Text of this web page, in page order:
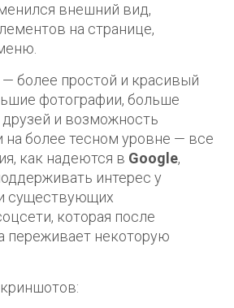
внешний вид,
на странице,
более простой и красивый
фотографии, больше
друзей и возможность
на более тесном уровне — все
как надеются в Google,
интерес у
существующих
которая после
переживает некоторую